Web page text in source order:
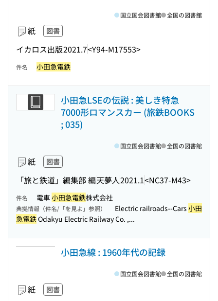
紙 図書
イカロス出版2021.7<Y94-M17553>
国立国会図書館 全国の図書館
件名 小田急電鉄
小田急LSEの伝説 : 美しき特急
7000形ロマンスカー (旅鉄BOOKS
; 035)
紙 図書
「旅と鉄道」編集部 編天夢人2021.1<NC37-M43>
国立国会図書館 全国の図書館
件名 電車小田急電鉄株式会社
典拠情報（件名/「を見よ」参照） Electric railroads--Cars 小田
急電鉄Odakyu Electric Railway Co. ,...
小田急線 : 1960年代の記録
紙 図書
国立国会図書館 全国の図書館